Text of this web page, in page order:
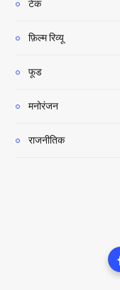
टेक
फ़िल्म रिव्यू
फूड
मनोरंजन
राजनीतिक